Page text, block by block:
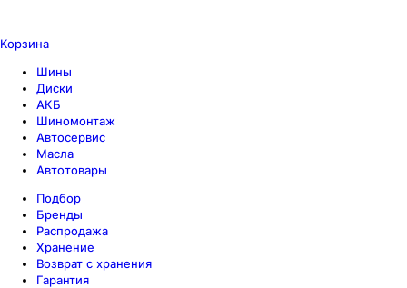
Корзина
Шины
Диски
АКБ
Шиномонтаж
Автосервис
Масла
Автотовары
Подбор
Бренды
Распродажа
Хранение
Возврат с хранения
Гарантия